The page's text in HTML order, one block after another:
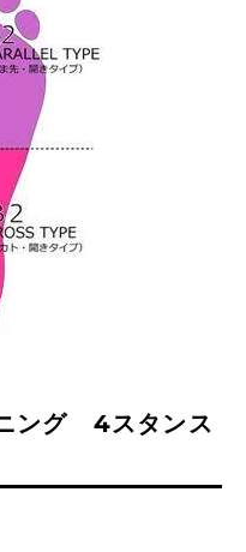
ング 4スタンス